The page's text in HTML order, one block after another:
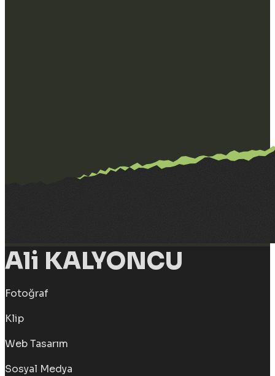
Ali KALYONCU
Fotoğraf
Klip
Web Tasarım
Sosyal Medya